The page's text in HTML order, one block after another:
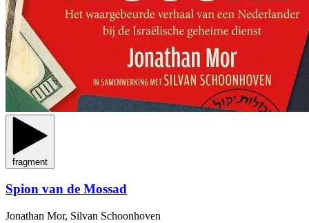
fragment
Spion van de Mossad
Jonathan Mor, Silvan Schoonhoven